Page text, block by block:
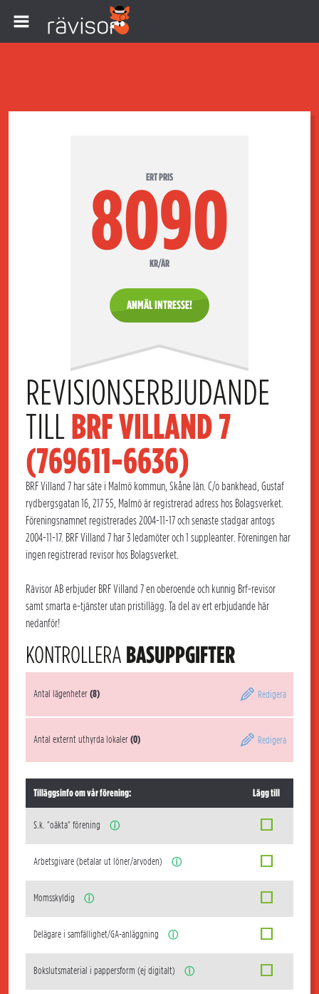
ERT PRIS
8090
KR/ÅR
ANMÄL INTRESSE!
REVISIONSERBJUDANDE
TILL BRF VILLAND 7
(769611-6636)
BRF Villand 7 har säte i Malmö kommun, Skåne län. C/o bankhead, Gustaf
rydbergsgatan 16, 217 55, Malmö är registrerad adress hos Bolagsverket.
Föreningsnamnet registrerades 2004-11-17 och senaste stadgar antogs
2004-11-17. BRF Villand 7 har 3 ledamöter och 1 suppleanter. Föreningen har
ingen registrerad revisor hos Bolagsverket.
Rävisor AB erbjuder BRF Villand 7 en oberoende och kunnig Brf-revisor
samt smarta e-tjänster utan pristillägg. Ta del av ert erbjudande här
nedanför!
KONTROLLERA BASUPPGIFTER
Antal lägenheter(8) Redigera
Antal externt uthyrda lokaler(0) Redigera
Tilläggsinfo om vår förening: Lägg till
S.k. "oäkta" förening ⓘ
Arbetsgivare (betalar ut löner/arvoden) ⓘ
Momsskyldig ⓘ
Delägare i samfällighet/GA-anläggning ⓘ
Bokslutsmaterial i pappersform (ej digitalt) ⓘ